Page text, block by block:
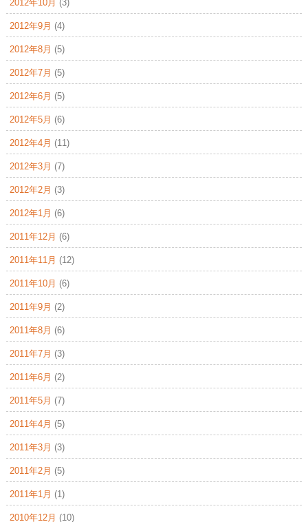
2012年10月 (3)
2012年9月 (4)
2012年8月 (5)
2012年7月 (5)
2012年6月 (5)
2012年5月 (6)
2012年4月 (11)
2012年3月 (7)
2012年2月 (3)
2012年1月 (6)
2011年12月 (6)
2011年11月 (12)
2011年10月 (6)
2011年9月 (2)
2011年8月 (6)
2011年7月 (3)
2011年6月 (2)
2011年5月 (7)
2011年4月 (5)
2011年3月 (3)
2011年2月 (5)
2011年1月 (1)
2010年12月 (10)